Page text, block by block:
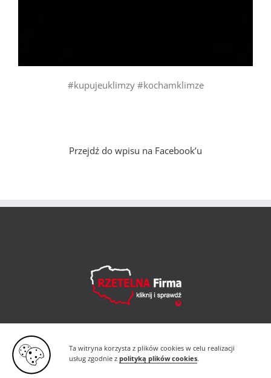
Ta witryna korzysta z plików cookies w celu realizacji
usług zgodnie z polityką plików cookies.
#kupujeuklimzy #kochamklimze
Przejdź do wpisu na Facebook’u